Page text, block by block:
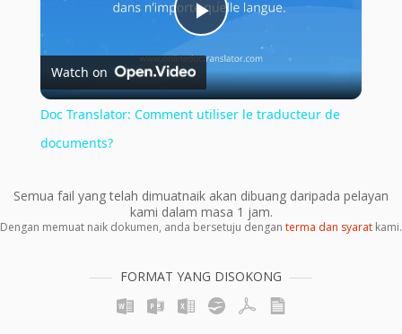
Play
Video
Watch on
Doc Translator: Comment utiliser le traducteur de
documents?
Semua fail yang telah dimuatnaik akan dibuang daripada pelayan
kami dalam masa 1 jam.
Dengan memuat naik dokumen, anda bersetuju dengan terma dan syarat kami.
FORMAT YANG DISOKONG